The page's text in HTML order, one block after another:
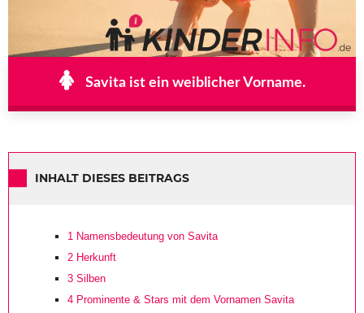
Savita ist ein weiblicher Vorname.
INHALT DIESES BEITRAGS
1 Namensbedeutung von Savita
2 Herkunft
3 Silben
4 Prominente & Stars mit dem Vornamen Savita